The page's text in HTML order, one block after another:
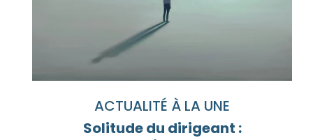
ACTUALITÉ À LA UNE
Solitude du dirigeant :